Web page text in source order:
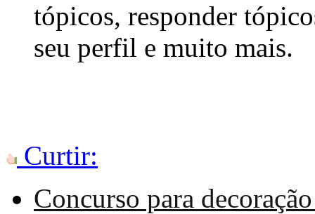
tópicos, responder
seu perfil e muito mais.
Curtir:
Concurso para